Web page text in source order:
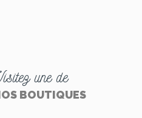
une de
BOUTIQUES